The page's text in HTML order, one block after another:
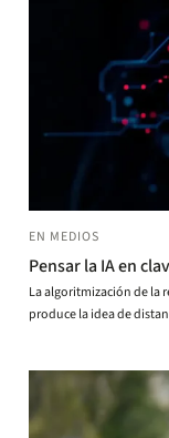
EN MEDIOS
Pensar la IA en
La algoritmización de la
produce la idea de